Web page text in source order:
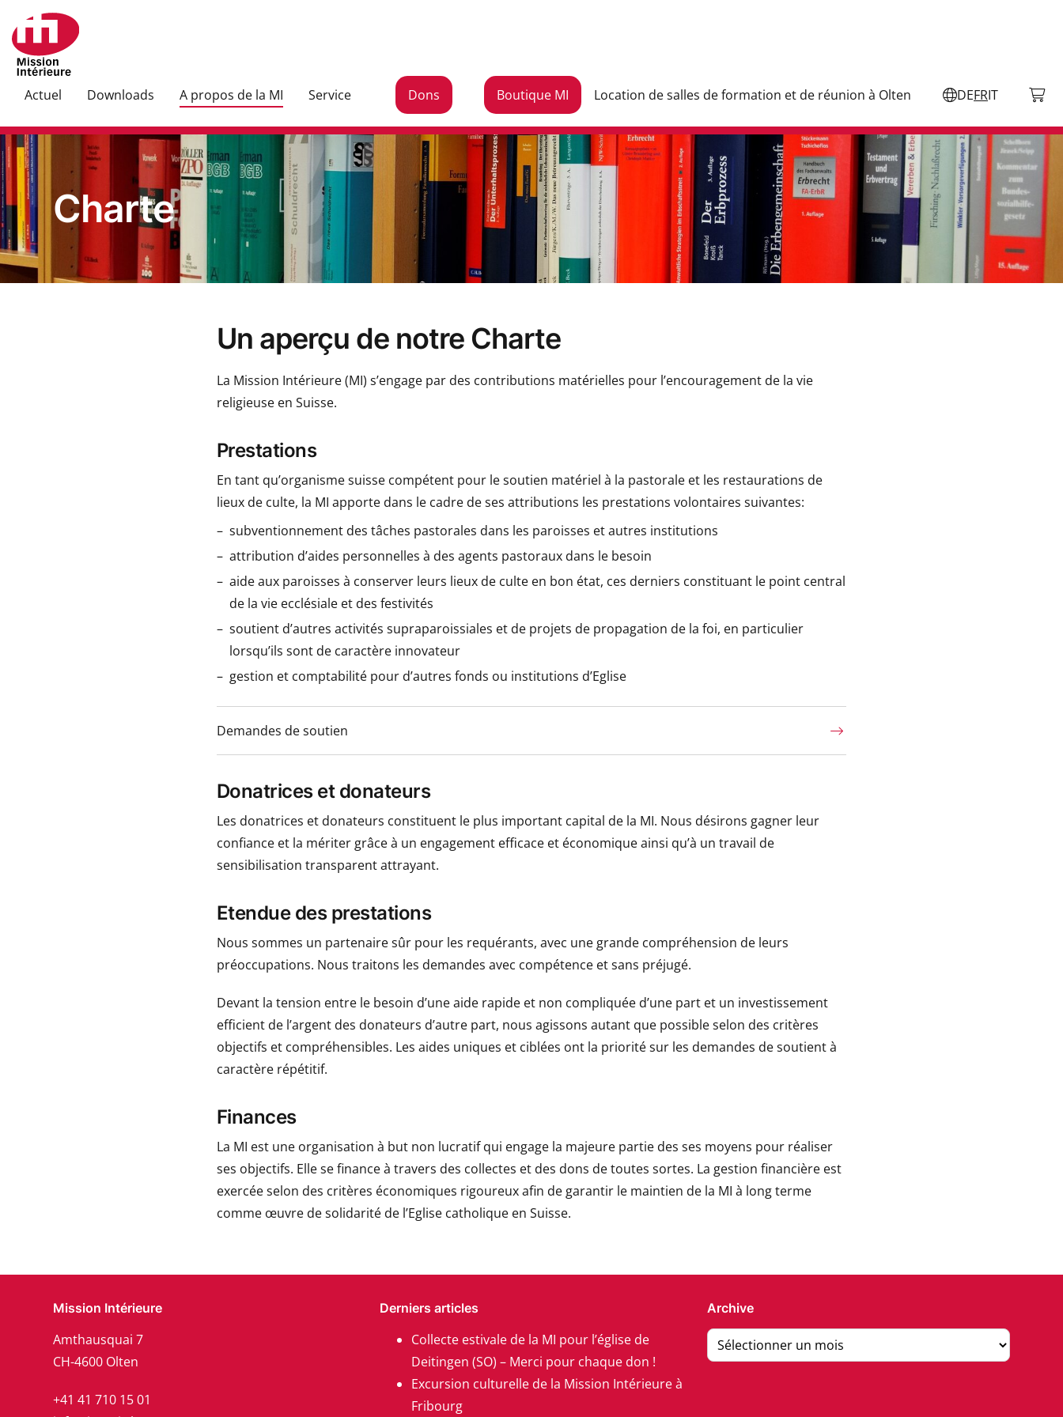
Actuel Downloads A propos de la MI Service Dons Boutique MI Location de salles de formation et de réunion à Olten DEFRIT
Charte
Un aperçu de notre Charte
La Mission Intérieure (MI) s’engage par des contributions matérielles pour l’encouragement de la vie
religieuse en Suisse.
Prestations
En tant qu’organisme suisse compétent pour le soutien matériel à la pastorale et les restaurations de
lieux de culte, la MI apporte dans le cadre de ses attributions les prestations volontaires suivantes:
subventionnement des tâches pastorales dans les paroisses et autres institutions
attribution d’aides personnelles à des agents pastoraux dans le besoin
aide aux paroisses à conserver leurs lieux de culte en bon état, ces derniers constituant le point central
de la vie ecclésiale et des festivités
soutient d’autres activités supraparoissiales et de projets de propagation de la foi, en particulier
lorsqu’ils sont de caractère innovateur
gestion et comptabilité pour d’autres fonds ou institutions d’Eglise
Demandes de soutien
Donatrices et donateurs
Les donatrices et donateurs constituent le plus important capital de la MI. Nous désirons gagner leur
confiance et la mériter grâce à un engagement efficace et économique ainsi qu’à un travail de
sensibilisation transparent attrayant.
Etendue des prestations
Nous sommes un partenaire sûr pour les requérants, avec une grande compréhension de leurs
préoccupations. Nous traitons les demandes avec compétence et sans préjugé.
Devant la tension entre le besoin d’une aide rapide et non compliquée d’une part et un investissement
efficient de l’argent des donateurs d’autre part, nous agissons autant que possible selon des critères
objectifs et compréhensibles. Les aides uniques et ciblées ont la priorité sur les demandes de soutient à
caractère répétitif.
Finances
La MI est une organisation à but non lucratif qui engage la majeure partie des ses moyens pour réaliser
ses objectifs. Elle se finance à travers des collectes et des dons de toutes sortes. La gestion financière est
exercée selon des critères économiques rigoureux afin de garantir le maintien de la MI à long terme
comme œuvre de solidarité de l’Eglise catholique en Suisse.
Mission Intérieure
Amthausquai 7
CH-4600 Olten
+41 41 710 15 01
Derniers articles
Collecte estivale de la MI pour l’église de
Deitingen (SO) – Merci pour chaque don !
Excursion culturelle de la Mission Intérieure à
Fribourg
Archive
Archive